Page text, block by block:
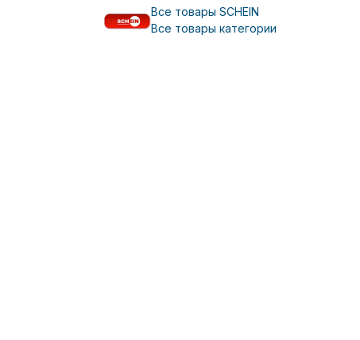
Все товары SCHEIN
Все товары категории